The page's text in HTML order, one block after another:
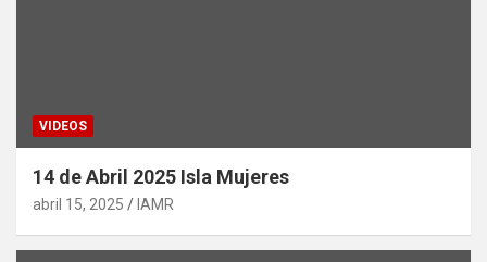
VIDEOS
14 de Abril 2025 Isla Mujeres
abril 15, 2025 IAMR